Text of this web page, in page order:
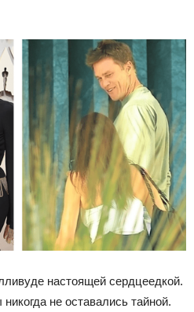
настоящей сердцеедкой.
не оставались тайной.